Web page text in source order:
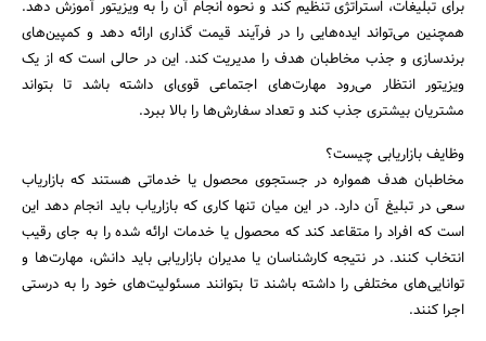
برای تبلیغات، استراتژی تنظیم کند و نحوه انجام آن را به ویزیتور آموزش دهد.
همچنین می‌تواند ایده‌هایی را در فرآیند قیمت گذاری ارائه دهد و کمپین‌های
برندسازی و جذب مخاطبان هدف را مدیریت کند. این در حالی است که از یک
ویزیتور انتظار می‌رود مهارت‌های اجتماعی قوی‌ای داشته باشد تا بتواند
مشتریان بیشتری جذب کند و تعداد سفارش‌ها را بالا ببرد.
وظایف بازاریابی چیست؟
مخاطبان هدف همواره در جستجوی محصول یا خدماتی هستند که بازاریاب
سعی در تبلیغ آن دارد. در این میان تنها کاری که بازاریاب باید انجام دهد این
است که افراد را متقاعد کند که محصول یا خدمات ارائه شده را به جای رقیب
انتخاب کنند. در نتیجه کارشناسان یا مدیران بازاریابی باید دانش، مهارت‌ها و
توانایی‌های مختلفی را داشته باشند تا بتوانند مسئولیت‌های خود را به درستی
اجرا کنند.